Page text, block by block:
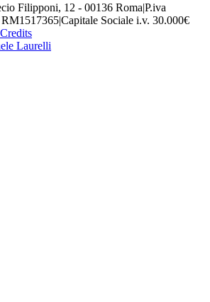
Filipponi, 12 - 00136 Roma|P.iva
|Capitale Sociale i.v. 30.000€
Credits
Laurelli